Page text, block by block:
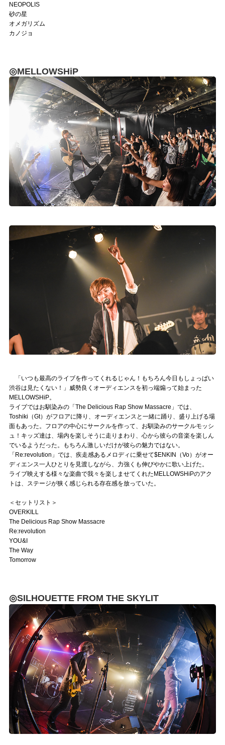
NEOPOLIS
砂の星
オメガリズム
カノジョ
◎MELLOWSHiP
「いつも最高のライブを作ってくれるじゃん！もちろん今日もしょっぱい
渋谷は見たくない！」威勢良くオーディエンスを初っ端煽って始まった
MELLOWSHiP。
ライブではお馴染みの「The Delicious Rap Show Massacre」では、
Toshiki（Gt）がフロアに降り、オーディエンスと一緒に踊り、盛り上げる場
面もあった。フロアの中心にサークルを作って、お馴染みのサークルモッシ
ュ！キッズ達は、場内を楽しそうに走りまわり、心から彼らの音楽を楽しん
でいるようだった。もちろん激しいだけが彼らの魅力ではない。
「Re:revolution」では、疾走感あるメロディに乗せて$ENKIN（Vo）がオー
ディエンス一人ひとりを見渡しながら、力強くも伸びやかに歌い上げた。
ライブ映えする様々な楽曲で我々を楽しませてくれたMELLOWSHiPのアク
トは、ステージが狭く感じられる存在感を放っていた。
＜セットリスト＞
OVERKILL
The Delicious Rap Show Massacre
Re:revolution
YOU&I
The Way
Tomorrow
◎SILHOUETTE FROM THE SKYLIT